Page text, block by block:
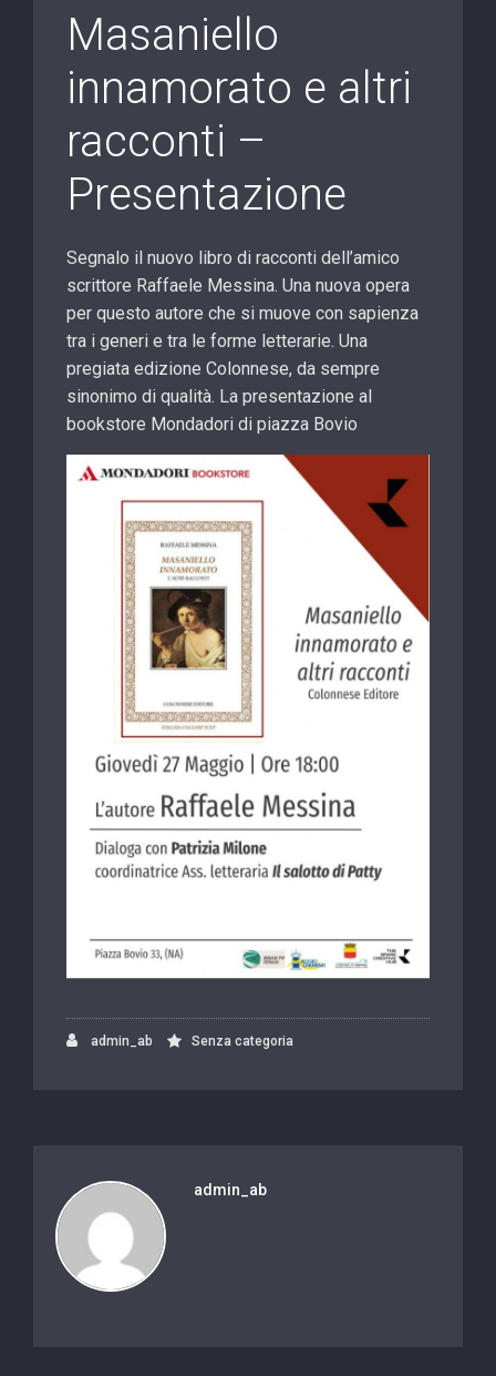
Masaniello
innamorato e altri
racconti –
Presentazione
Segnalo il nuovo libro di racconti dell’amico
scrittore Raffaele Messina. Una nuova opera
per questo autore che si muove con sapienza
tra i generi e tra le forme letterarie. Una
pregiata edizione Colonnese, da sempre
sinonimo di qualità. La presentazione al
bookstore Mondadori di piazza Bovio
admin_ab Senza categoria
admin_ab